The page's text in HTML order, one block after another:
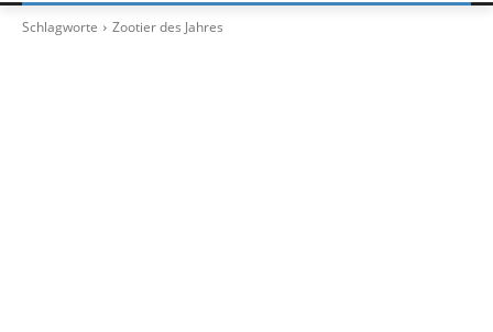
Schlagworte Zootier des Jahres